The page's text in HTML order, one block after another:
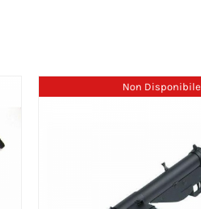
Non Disponibile